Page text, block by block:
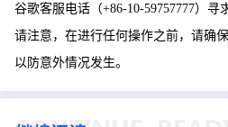
谷歌客服电话（+86-10-59757777）寻
请注意，在进行任何操作之前，请确
以防意外情况发生。